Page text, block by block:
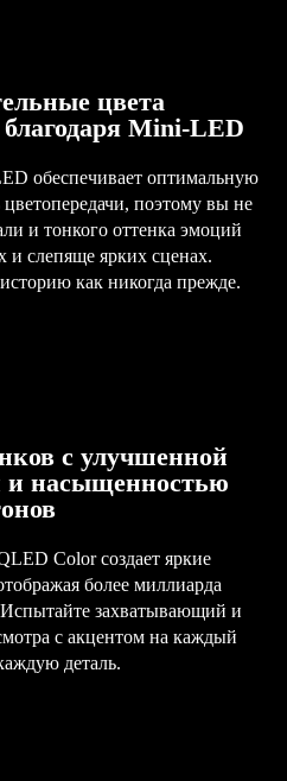
цвета
Mini-LED
обеспечивает оптимальную
цветопередачи, поэтому вы не
и тонкого оттенка эмоций
и слепяще ярких сценах.
как никогда прежде.
с улучшенной
и насыщенностью
Color создает яркие
более миллиарда
Испытайте захватывающий и
с акцентом на каждый
деталь.